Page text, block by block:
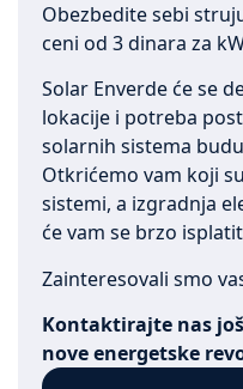
Obezbedite sebi
ceni od 3 dinara za
Solar Enverde će se
lokacije i potreba
solarnih sistema
Otkrićemo vam koji
sistemi, a izgradnja
će vam se brzo
Zainteresovali smo
Kontaktirajte nas
nove energetske